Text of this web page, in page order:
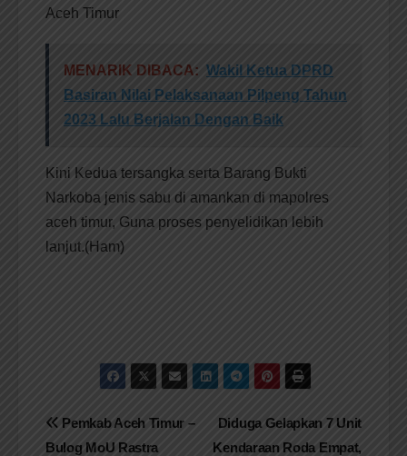
Aceh Timur
MENARIK DIBACA: Wakil Ketua DPRD
Basiran Nilai Pelaksanaan Pilpeng Tahun
2023 Lalu Berjalan Dengan Baik
Kini Kedua tersangka serta Barang Bukti
Narkoba jenis sabu di amankan di mapolres
aceh timur, Guna proses penyelidikan lebih
lanjut.(Ham)
Navigasi
Diduga Gelapkan 7 Unit
Kendaraan Roda Empat,
Pemkab Aceh Timur –
Bulog MoU Rastra